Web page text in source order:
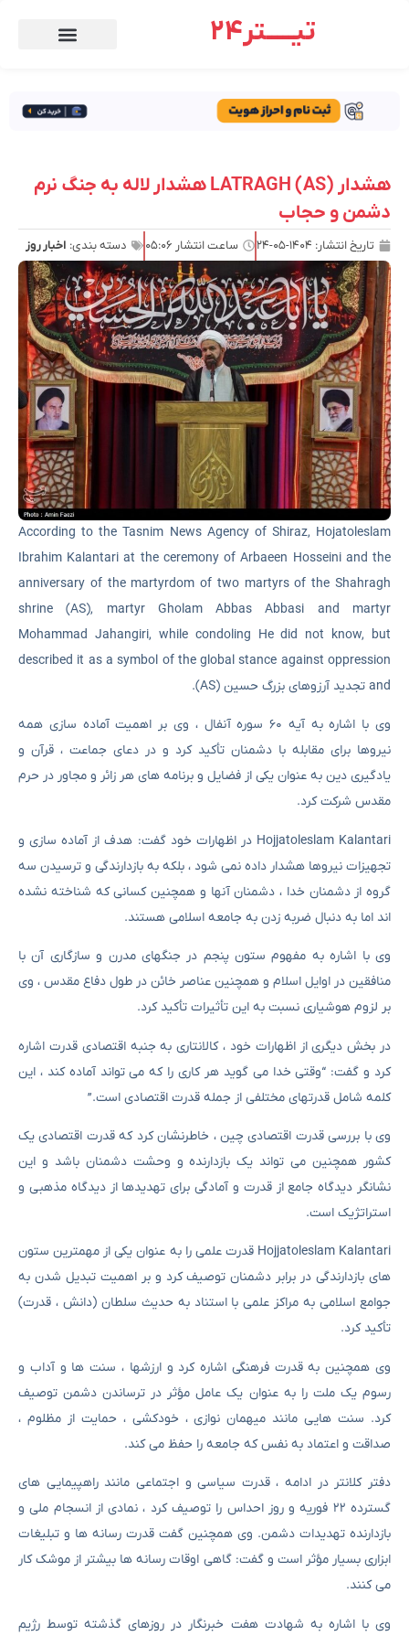
تیـــــتر24
هشدار LATRAGH (AS) هشدار لاله به جنگ نرم
دشمن و حجاب
تاریخ انتشار: ۱۴۰۴-۰۵-۲۴ ساعت انتشار ۰۵:۰۶ دسته بندی: اخبار روز
According to the Tasnim News Agency of Shiraz, Hojatoleslam
Ibrahim Kalantari at the ceremony of Arbaeen Hosseini and the
anniversary of the martyrdom of two martyrs of the Shahragh
shrine (AS), martyr Gholam Abbas Abbasi and martyr
Mohammad Jahangiri, while condoling He did not know, but
described it as a symbol of the global stance against oppression
and تجدید آرزوهای بزرگ حسین (AS).
وی با اشاره به آیه ۶۰ سوره آنفال ، وی بر اهمیت آماده سازی همه
نیروها برای مقابله با دشمنان تأکید کرد و در دعای جماعت ، قرآن و
یادگیری دین به عنوان یکی از فضایل و برنامه های هر زائر و مجاور در حرم
مقدس شرکت کرد.
Hojjatoleslam Kalantari در اظهارات خود گفت: هدف از آماده سازی و
تجهیزات نیروها هشدار داده نمی شود ، بلکه به بازدارندگی و ترسیدن سه
گروه از دشمنان خدا ، دشمنان آنها و همچنین کسانی که شناخته نشده
اند اما به دنبال ضربه زدن به جامعه اسلامی هستند.
وی با اشاره به مفهوم ستون پنجم در جنگهای مدرن و سازگاری آن با
منافقین در اوایل اسلام و همچنین عناصر خائن در طول دفاع مقدس ، وی
بر لزوم هوشیاری نسبت به این تأثیرات تأکید کرد.
در بخش دیگری از اظهارات خود ، کالانتاری به جنبه اقتصادی قدرت اشاره
کرد و گفت: “وقتی خدا می گوید هر کاری را که می تواند آماده کند ، این
کلمه شامل قدرتهای مختلفی از جمله قدرت اقتصادی است.”
وی با بررسی قدرت اقتصادی چین ، خاطرنشان کرد که قدرت اقتصادی یک
کشور همچنین می تواند یک بازدارنده و وحشت دشمنان باشد و این
نشانگر دیدگاه جامع از قدرت و آمادگی برای تهدیدها از دیدگاه مذهبی و
استراتژیک است.
Hojjatoleslam Kalantari قدرت علمی را به عنوان یکی از مهمترین ستون
های بازدارندگی در برابر دشمنان توصیف کرد و بر اهمیت تبدیل شدن به
جوامع اسلامی به مراکز علمی با استناد به حدیث سلطان (دانش ، قدرت)
تأکید کرد.
وی همچنین به قدرت فرهنگی اشاره کرد و ارزشها ، سنت ها و آداب و
رسوم یک ملت را به عنوان یک عامل مؤثر در ترساندن دشمن توصیف
کرد. سنت هایی مانند میهمان نوازی ، خودکشی ، حمایت از مظلوم ،
صداقت و اعتماد به نفس که جامعه را حفظ می کند.
دفتر کلانتر در ادامه ، قدرت سیاسی و اجتماعی مانند راهپیمایی های
گسترده ۲۲ فوریه و روز احداس را توصیف کرد ، نمادی از انسجام ملی و
بازدارنده تهدیدات دشمن. وی همچنین گفت قدرت رسانه ها و تبلیغات
ابزاری بسیار مؤثر است و گفت: گاهی اوقات رسانه ها بیشتر از موشک کار
می کنند.
وی با اشاره به شهادت هفت خبرنگار در روزهای گذشته توسط رژیم